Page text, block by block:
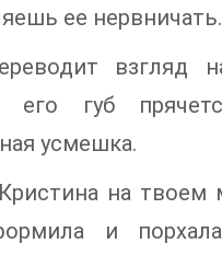
ее нервничать.
взгляд
его губ
усмешка.
на твоем
и